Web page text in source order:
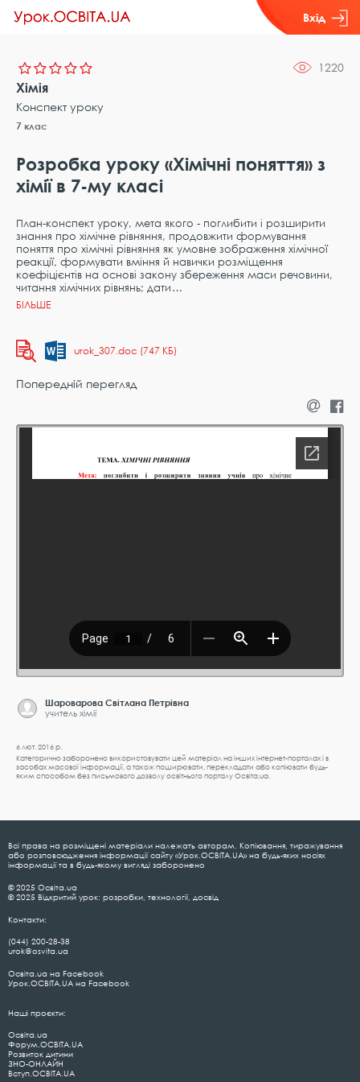
Вхід
1220
Хімія
Конспект уроку
7 клас
Розробка уроку «Хімічні поняття» з
хімії в 7-му класі
План-конспект уроку, мета якого - поглибити і розширити
знання про хімічне рівняння, продовжити формування
поняття про хімічні рівняння як умовне зображення хімічної
реакції, формувати вміння й навички розміщення
коефіцієнтів на основі закону збереження маси речовини,
читання хімічних рівнянь; дати
urok_307.doc (747 КБ)
Попередній перегляд
Шароварова Світлана Петрівна
учитель хімії
6 лют. 2016 р.
Категорично заборонено використовувати цей матеріал на інших інтернет-порталах і в
засобах масової інформації, а також поширювати, перекладати або копіювати будь-
яким способом без письмового дозволу освітнього порталу Освіта.ua.
Всі права на розміщені матеріали належать авторам. Копіювання, тиражування
або розповсюдження інформації сайту «Урок.ОСВІТА.UA» на будь-яких носіях
інформації та в будь-якому вигляді заборонено
© 2025 Освіта.ua
© 2025 Відкритий урок: розробки, технології, досвід
Контакти:
(044) 200-28-38
urok@osvita.ua
Освіта.ua на Facebook
Урок.ОСВІТА.UA на Facebook
Наші проєкти:
Освіта.ua
Форум.ОСВІТА.UA
Розвиток дитини
ЗНО-ОНЛАЙН
Вступ.ОСВІТА.UA